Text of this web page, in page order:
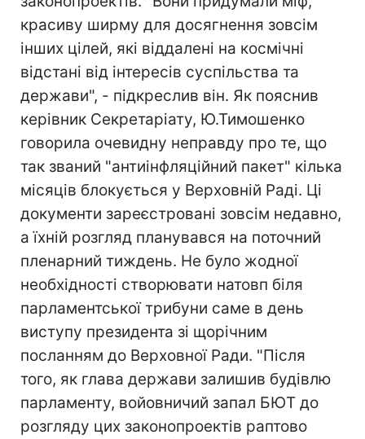
красиву ширму для досягнення зовсім
інших цілей, які віддалені на космічні
відстані від інтересів суспільства та
держави", - підкреслив він. Як пояснив
керівник Секретаріату, Ю.Тимошенко
говорила очевидну неправду про те, що
так званий "антиінфляційний пакет" кілька
місяців блокується у Верховній Раді. Ці
документи зареєстровані зовсім недавно,
а їхній розгляд планувався на поточний
пленарний тиждень. Не було жодної
необхідності створювати натовп біля
парламентської трибуни саме в день
виступу президента зі щорічним
посланням до Верховної Ради. "Після
того, як глава держави залишив будівлю
парламенту, войовничий запал БЮТ до
розгляду цих законопроектів раптово